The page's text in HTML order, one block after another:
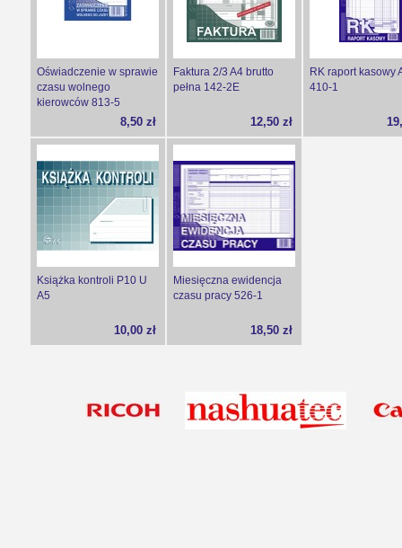
Oświadczenie w sprawie
czasu wolnego
kierowców 813-5
8,50 zł
Faktura 2/3 A4 brutto
pełna 142-2E
12,50 zł
RK raport kasowy
410-1
Książka kontroli P10 U
A5
10,00 zł
Miesięczna ewidencja
czasu pracy 526-1
18,50 zł